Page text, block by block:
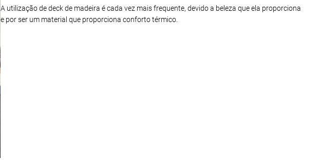
A utilização de deck de madeira é cada vez mais frequente, devido a beleza que ela proporciona
e por ser um material que proporciona conforto térmico.